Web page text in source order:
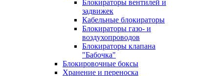
Блокираторы вентилей и
задвижек
Кабельные блокираторы
Блокираторы газо- и
воздухопроводов
Блокираторы клапана
"Бабочка"
Блокировочные боксы
Хранение и переноска